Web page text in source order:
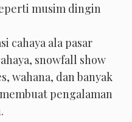
musim dingin
cahaya ala pasar
snowfall show
wahana, dan banyak
pengalaman